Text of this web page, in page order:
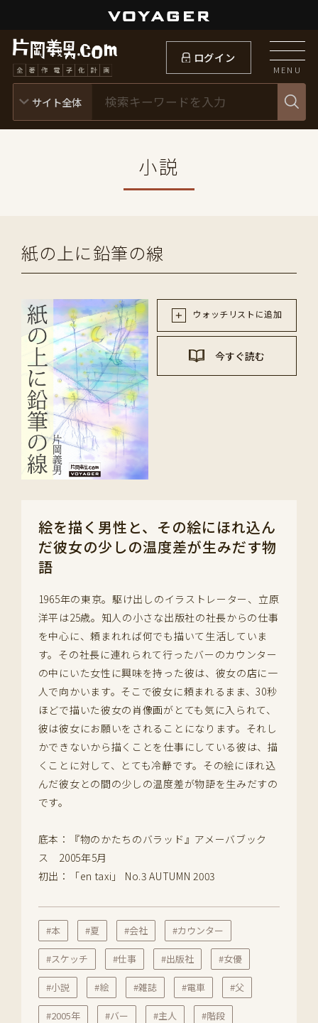
ログイン
MENU
小説
紙の上に鉛筆の線
ウォッチリストに追加
今すぐ読む
絵を描く男性と、その絵にほれ込ん
だ彼女の少しの温度差が生みだす物
語
1965年の東京。駆け出しのイラストレーター、立原
洋平は25歳。知人の小さな出版社の社長からの仕事
を中心に、頼まれれば何でも描いて生活していま
す。その社長に連れられて行ったバーのカウンター
の中にいた女性に興味を持った彼は、彼女の店に一
人で向かいます。そこで彼女に頼まれるまま、30秒
ほどで描いた彼女の肖像画がとても気に入られて、
彼は彼女にお願いをされることになります。それし
かできないから描くことを仕事にしている彼は、描
くことに対して、とても冷静です。その絵にほれ込
んだ彼女との間の少しの温度差が物語を生みだすの
です。
底本：『物のかたちのバラッド』アメーバブック
ス 2005年5月
初出：「en taxi」 No.3 AUTUMN 2003
#本 #夏 #会社 #カウンター
#スケッチ #仕事 #出版社 #女優
#小説 #絵 #雑誌 #電車 #父
#2005年 #バー #主人 #階段